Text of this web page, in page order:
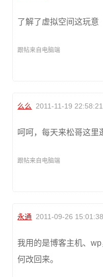
了解了虚拟空间这玩意
跟帖来自电脑端
么么 2011-11-19 22:58:21
呵呵，每天来松哥这里
跟帖来自电脑端
永通 2011-09-26 15:01:38
我用的是博客主机、
何改回来。